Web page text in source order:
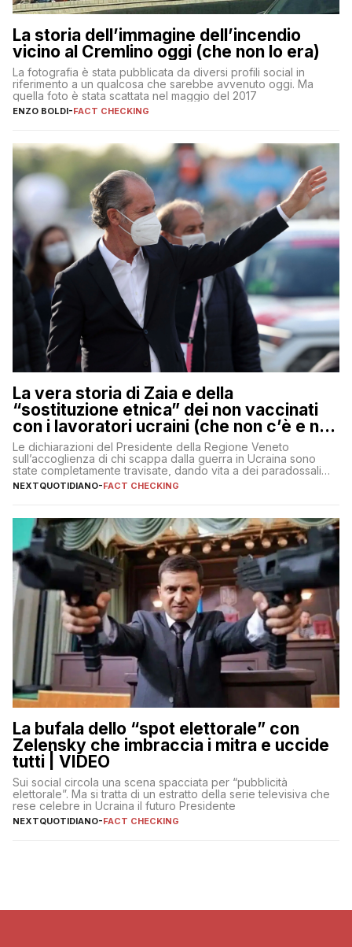
La storia dell’immagine dell’incendio
vicino al Cremlino oggi (che non lo era)
La fotografia è stata pubblicata da diversi profili social in
riferimento a un qualcosa che sarebbe avvenuto oggi. Ma
quella foto è stata scattata nel maggio del 2017
ENZO BOLDI-FACT CHECKING
La vera storia di Zaia e della
“sostituzione etnica” dei non vaccinati
con i lavoratori ucraini (che non c’è e non
ci sarà)
Le dichiarazioni del Presidente della Regione Veneto
sull’accoglienza di chi scappa dalla guerra in Ucraina sono
state completamente travisate, dando vita a dei paradossali
falsi che girano sui social
NEXTQUOTIDIANO-FACT CHECKING
La bufala dello “spot elettorale” con
Zelensky che imbraccia i mitra e uccide
tutti | VIDEO
Sui social circola una scena spacciata per “pubblicità
elettorale”. Ma si tratta di un estratto della serie televisiva che
rese celebre in Ucraina il futuro Presidente
NEXTQUOTIDIANO-FACT CHECKING